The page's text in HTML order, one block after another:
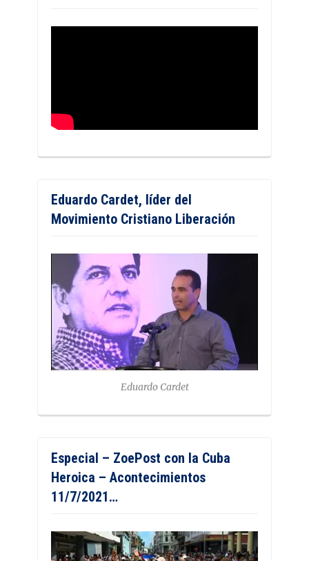
Eduardo Cardet, líder del
Movimiento Cristiano Liberación
Eduardo Cardet
Especial – ZoePost con la Cuba
Heroica – Acontecimientos
11/7/2021…